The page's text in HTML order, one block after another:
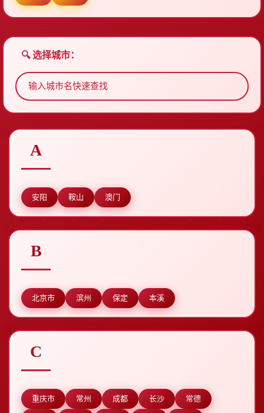
🔍 选择城市：
A
安阳 鞍山 澳门
B
北京市 滨州 保定 本溪
C
重庆市 常州 成都 长沙 常德